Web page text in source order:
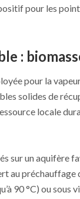
pour les
:
pour la
solides de
locale
sur un aquifère
au préchauffage
90 °C) ou sous